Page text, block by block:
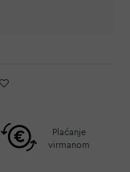
Plaćanje
virmanom